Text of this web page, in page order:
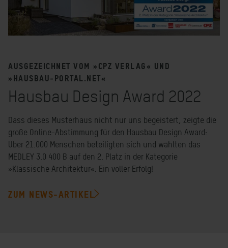
AUSGEZEICHNET VOM »CPZ VERLAG« UND
»HAUSBAU‑PORTAL.NET«
Hausbau Design Award 2022
Dass dieses Musterhaus nicht nur uns begeistert, zeigte die
große Online-Abstimmung für den Hausbau Design Award:
Über 21.000 Menschen beteiligten sich und wählten das
MEDLEY 3.0 400 B auf den 2. Platz in der Kategorie
»Klassische Architektur«. Ein voller Erfolg!
ZUM NEWS-ARTIKEL